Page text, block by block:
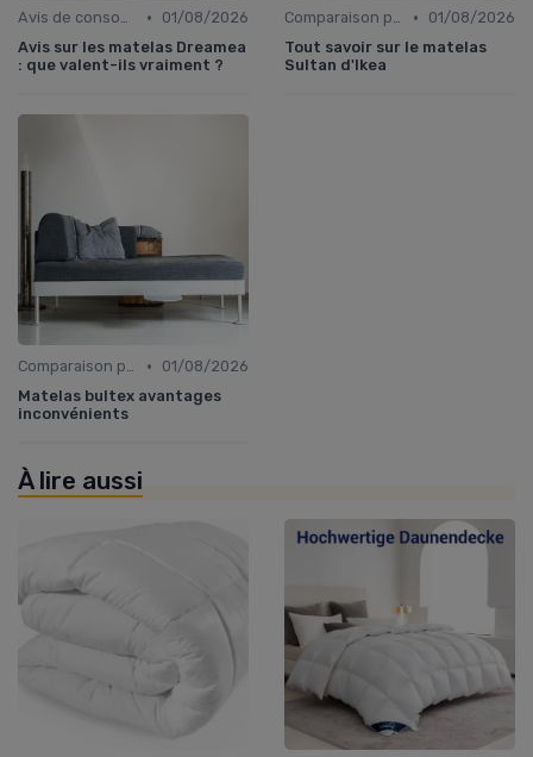
Avis de consommateurs •
01/08/2026
Avis sur les matelas Dreamea
: que valent-ils vraiment ?
Comparaison par marque •
01/08/2026
Tout savoir sur le matelas
Sultan d'Ikea
Comparaison par marque •
01/08/2026
Matelas bultex avantages
inconvénients
À lire aussi